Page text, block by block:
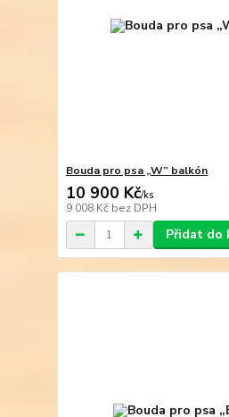
Bouda pro psa „W” balkón
10 900 Kč/ks
9 008 Kč bez DPH
Přidat do